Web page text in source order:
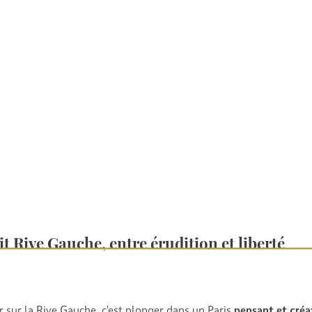
Rive Gauche, entre érudition et liberté